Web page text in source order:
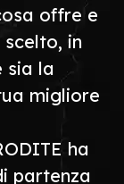
offre e
in
sia la
migliore
ha
partenza